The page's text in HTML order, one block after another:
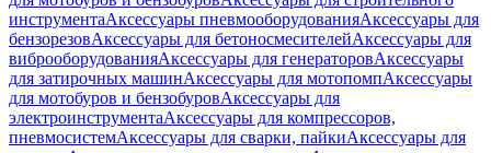
инструментаАксессуары пневмооборудованияАксессуары для
бензорезовАксессуары для бетоносмесителейАксессуары для
виброоборудованияАксессуары для генераторовАксессуары
для затирочных машинАксессуары для мотопомпАксессуары
для мотобуров и бензобуровАксессуары для
электроинструментаАксессуары для компрессоров,
пневмосистемАксессуары для сварки, пайкиАксессуары для